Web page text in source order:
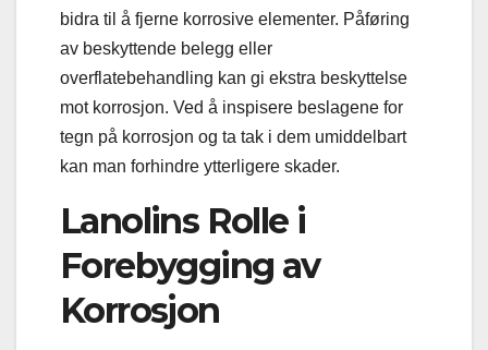
bidra til å fjerne korrosive elementer. Påføring
av beskyttende belegg eller
overflatebehandling kan gi ekstra beskyttelse
mot korrosjon. Ved å inspisere beslagene for
tegn på korrosjon og ta tak i dem umiddelbart
kan man forhindre ytterligere skader.
Lanolins Rolle i
Forebygging av
Korrosjon